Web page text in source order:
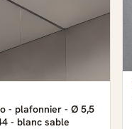
- plafonnier - Ø 5,5
- blanc sable